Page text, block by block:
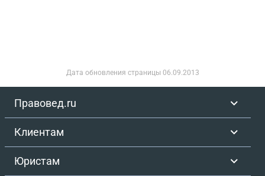
Дата обновления страницы 06.09.2013
Правовед.ru
Клиентам
Юристам